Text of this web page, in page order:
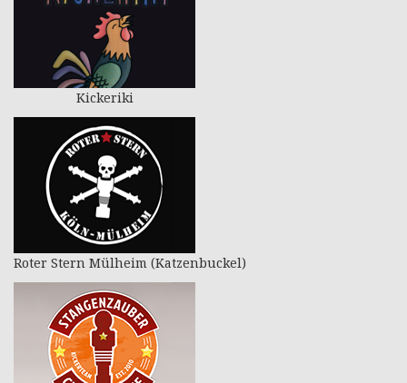
Kickeriki
Roter Stern Mülheim (Katzenbuckel)